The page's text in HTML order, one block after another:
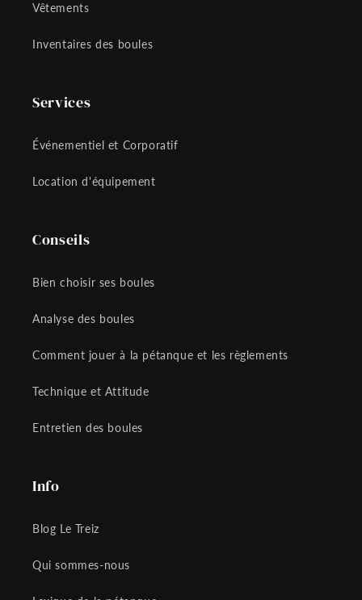
Vêtements
Inventaires des boules
Services
Événementiel et Corporatif
Location d'équipement
Conseils
Bien choisir ses boules
Analyse des boules
Comment jouer à la pétanque et les règlements
Technique et Attitude
Entretien des boules
Info
Blog Le Treiz
Qui sommes-nous